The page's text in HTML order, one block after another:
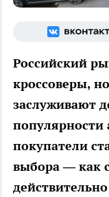
Российский
кроссоверы,
заслуживают
популярности
покупатели
выбора — как